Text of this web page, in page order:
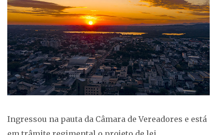
Ingressou na pauta da Câmara de Vereadores e está